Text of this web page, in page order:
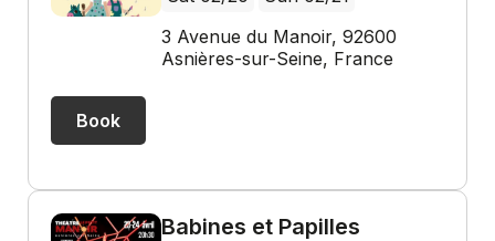
3 Avenue du Manoir, 92600
Asnières-sur-Seine, France
Book
Babines et Papilles